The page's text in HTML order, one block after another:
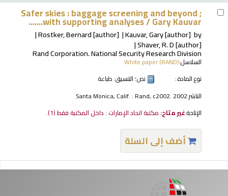
Safer skies : baggage screening and beyond ;
with supporting analyses /Gary Kauvar.......
by
Kauvar, Gary[author]
Rostker, Bernard[author]
Shaver, R. D[author]
Rand Corporation. National Security Research Division
السلاسل:White paper (RAND)
نوع المادة :
نص؛ التنسيق: طباعة
الناشر:Santa Monica, Calif. : Rand, c2002. 2002
الإتاحة:غير متاح: مكتبة اتحاد الإمارات : داخل المكتبة فقط(1).
أضف إلى السلة